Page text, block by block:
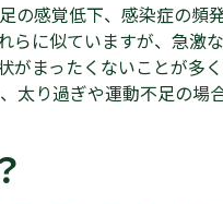
の感覚低下、感染症の頻
らに似ていますが、急激
まったくないことが多
太り過ぎや運動不足の場